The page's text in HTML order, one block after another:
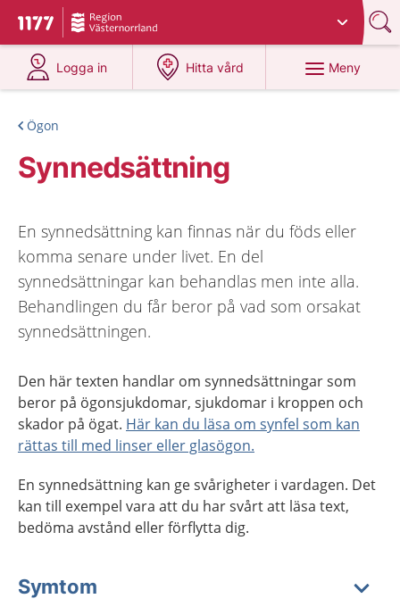
Till startsidan för 1177
Du har valt region
Logga in
på 1177.se
Hitta vård
på 1177.se
Meny
Ögon
Synnedsättning
En synnedsättning kan finnas när du föds eller
komma senare under livet. En del
synnedsättningar kan behandlas men inte alla.
Behandlingen du får beror på vad som orsakat
synnedsättningen.
Den här texten handlar om synnedsättningar som
beror på ögonsjukdomar, sjukdomar i kroppen och
skador på ögat. Här kan du läsa om synfel som kan
rättas till med linser eller glasögon.
En synnedsättning kan ge svårigheter i vardagen. Det
kan till exempel vara att du har svårt att läsa text,
bedöma avstånd eller förflytta dig.
Symtom